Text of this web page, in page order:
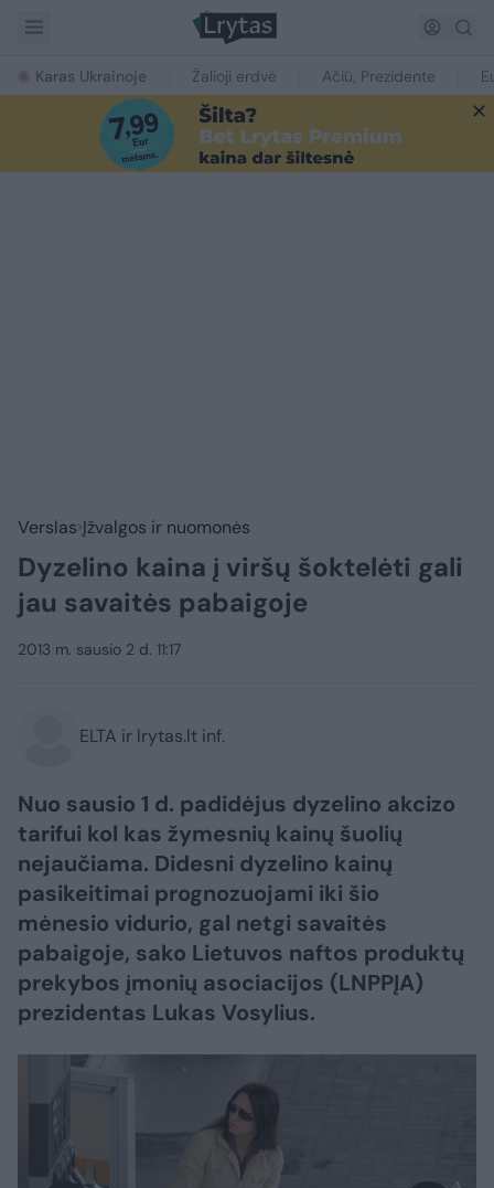
Karas Ukrainoje Žalioji erdvė Ačiū, Prezidente
Verslas Įžvalgos ir nuomonės
Dyzelino kaina į viršų šoktelėti gali
jau savaitės pabaigoje
2013 m. sausio 2 d. 11:17
ELTA ir lrytas.lt inf.
Nuo sausio 1 d. padidėjus dyzelino akcizo
tarifui kol kas žymesnių kainų šuolių
nejaučiama. Didesni dyzelino kainų
pasikeitimai prognozuojami iki šio
mėnesio vidurio, gal netgi savaitės
pabaigoje, sako Lietuvos naftos produktų
prekybos įmonių asociacijos (LNPPĮA)
prezidentas Lukas Vosylius.